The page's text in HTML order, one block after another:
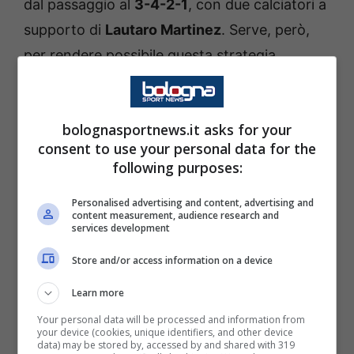
dal passaggio al 3-4-2-1 , con due calciatori a
supporto di Lautaro Martinez. Serve, però,
per rendere possibile questa strategia,
inserire un calciatore che possa fare la
differenza sulla trequarti. E non a caso il
principale obiettivo è rappresentato da
Ademola Lookman. Proprio per gli acquisti in
attacco in casa Inter arriva adesso una
importante svolta. Il calciatore, infatti,
starebbe per firmare.
Inter, svolta per l’attacco: il
giocatore sta per firmare, le
ultime
bolognasportnews.it asks for your
consent to use your personal data for the
following purposes:
Personalised advertising and content, advertising and
content measurement, audience research and
services development
Store and/or access information on a device
Learn more
Your personal data will be processed and information from
your device (cookies, unique identifiers, and other device
data) may be stored by, accessed by and shared with 319